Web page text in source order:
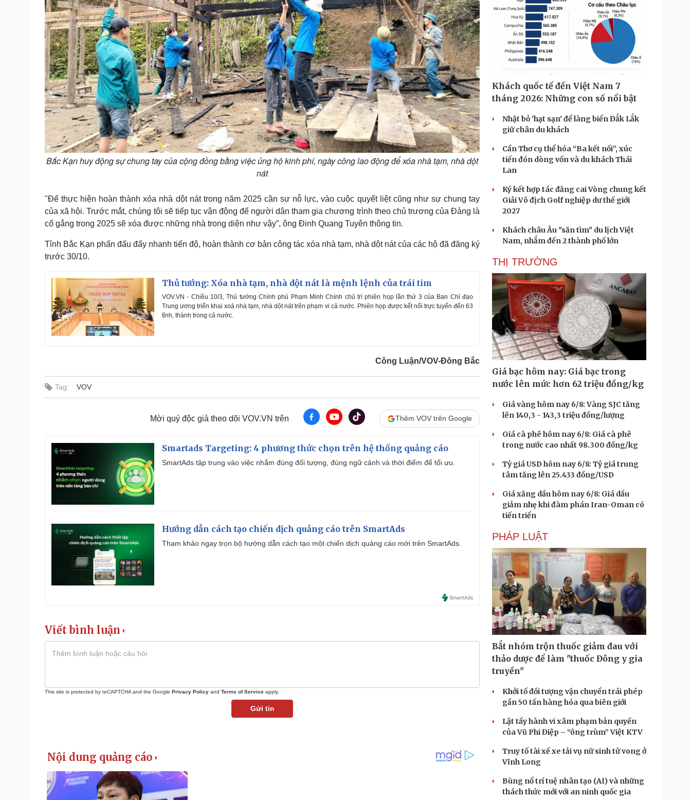
Bắc Kạn huy động sự chung tay của cộng đồng bằng việc ủng hộ kinh phí, ngày công lao động để xóa nhà tạm, nhà dột
nát
"Để thực hiện hoàn thành xóa nhà dột nát trong năm 2025 cần sự nỗ lực, vào cuộc quyết liệt cũng như sự chung tay
của xã hội. Trước mắt, chúng tôi sẽ tiếp tục vận động để người dân tham gia chương trình theo chủ trương của Đảng là
cố gắng trong 2025 sẽ xóa được những nhà trong diện như vậy”, ông Đinh Quang Tuyên thông tin.
Tỉnh Bắc Kạn phấn đấu đẩy nhanh tiến độ, hoàn thành cơ bản công tác xóa nhà tạm, nhà dột nát của các hộ đã đăng ký
trước 30/10.
Thủ tướng: Xóa nhà tạm, nhà dột nát là mệnh lệnh của trái tim
VOV.VN - Chiều 10/3, Thủ tướng Chính phủ Phạm Minh Chính chủ trì phiên họp lần thứ 3 của Ban Chỉ đạo
Trung ương triển khai xoá nhà tạm, nhà dột nát trên phạm vi cả nước. Phiên họp được kết nối trực tuyến đến 63
tỉnh, thành trong cả nước.
Công Luận/VOV-Đông Bắc
Tag: VOV
Mời quý độc giả theo dõi VOV.VN trên Thêm VOV trên Google
Smartads Targeting: 4 phương thức chọn trên hệ thống quảng cáo
SmartAds tập trung vào việc nhắm đúng đối tượng, đúng ngữ cảnh và thời điểm để tối ưu.
Hướng dẫn cách tạo chiến dịch quảng cáo trên SmartAds
Tham khảo ngay trọn bộ hướng dẫn cách tạo một chiến dịch quảng cáo mới trên SmartAds.
Viết bình luận
This site is protected by reCAPTCHA and the Google Privacy Policy and Terms of Service apply.
Gửi tin
Khách quốc tế đến Việt Nam 7
tháng 2026: Những con số nổi bật
Nhặt bỏ 'hạt sạn' để làng biển Đắk Lắk
giữ chân du khách
Cần Thơ cụ thể hóa “Ba kết nối”, xúc
tiến đón dòng vốn và du khách Thái
Lan
Ký kết hợp tác đăng cai Vòng chung kết
Giải Vô địch Golf nghiệp dư thế giới
2027
Khách châu Âu "săn tìm" du lịch Việt
Nam, nhắm đến 2 thành phố lớn
THỊ TRƯỜNG
Giá bạc hôm nay: Giá bạc trong
nước lên mức hơn 62 triệu đồng/kg
Giá vàng hôm nay 6/8: Vàng SJC tăng
lên 140,3 - 143,3 triệu đồng/lượng
Giá cà phê hôm nay 6/8: Giá cà phê
trong nước cao nhất 98.300 đồng/kg
Tỷ giá USD hôm nay 6/8: Tỷ giá trung
tâm tăng lên 25.433 đồng/USD
Giá xăng dầu hôm nay 6/8: Giá dầu
giảm nhẹ khi đàm phán Iran-Oman có
tiến triển
PHÁP LUẬT
Bắt nhóm trộn thuốc giảm đau với
thảo dược để làm "thuốc Đông y gia
truyền"
Khởi tố đối tượng vận chuyển trái phép
gần 50 tấn hàng hóa qua biên giới
Lật tẩy hành vi xâm phạm bản quyền
của Vũ Phi Điệp – “ông trùm” Việt KTV
Truy tố tài xế xe tải vụ nữ sinh tử vong ở
Vĩnh Long
Bùng nổ trí tuệ nhân tạo (AI) và những
thách thức mới với an ninh quốc gia